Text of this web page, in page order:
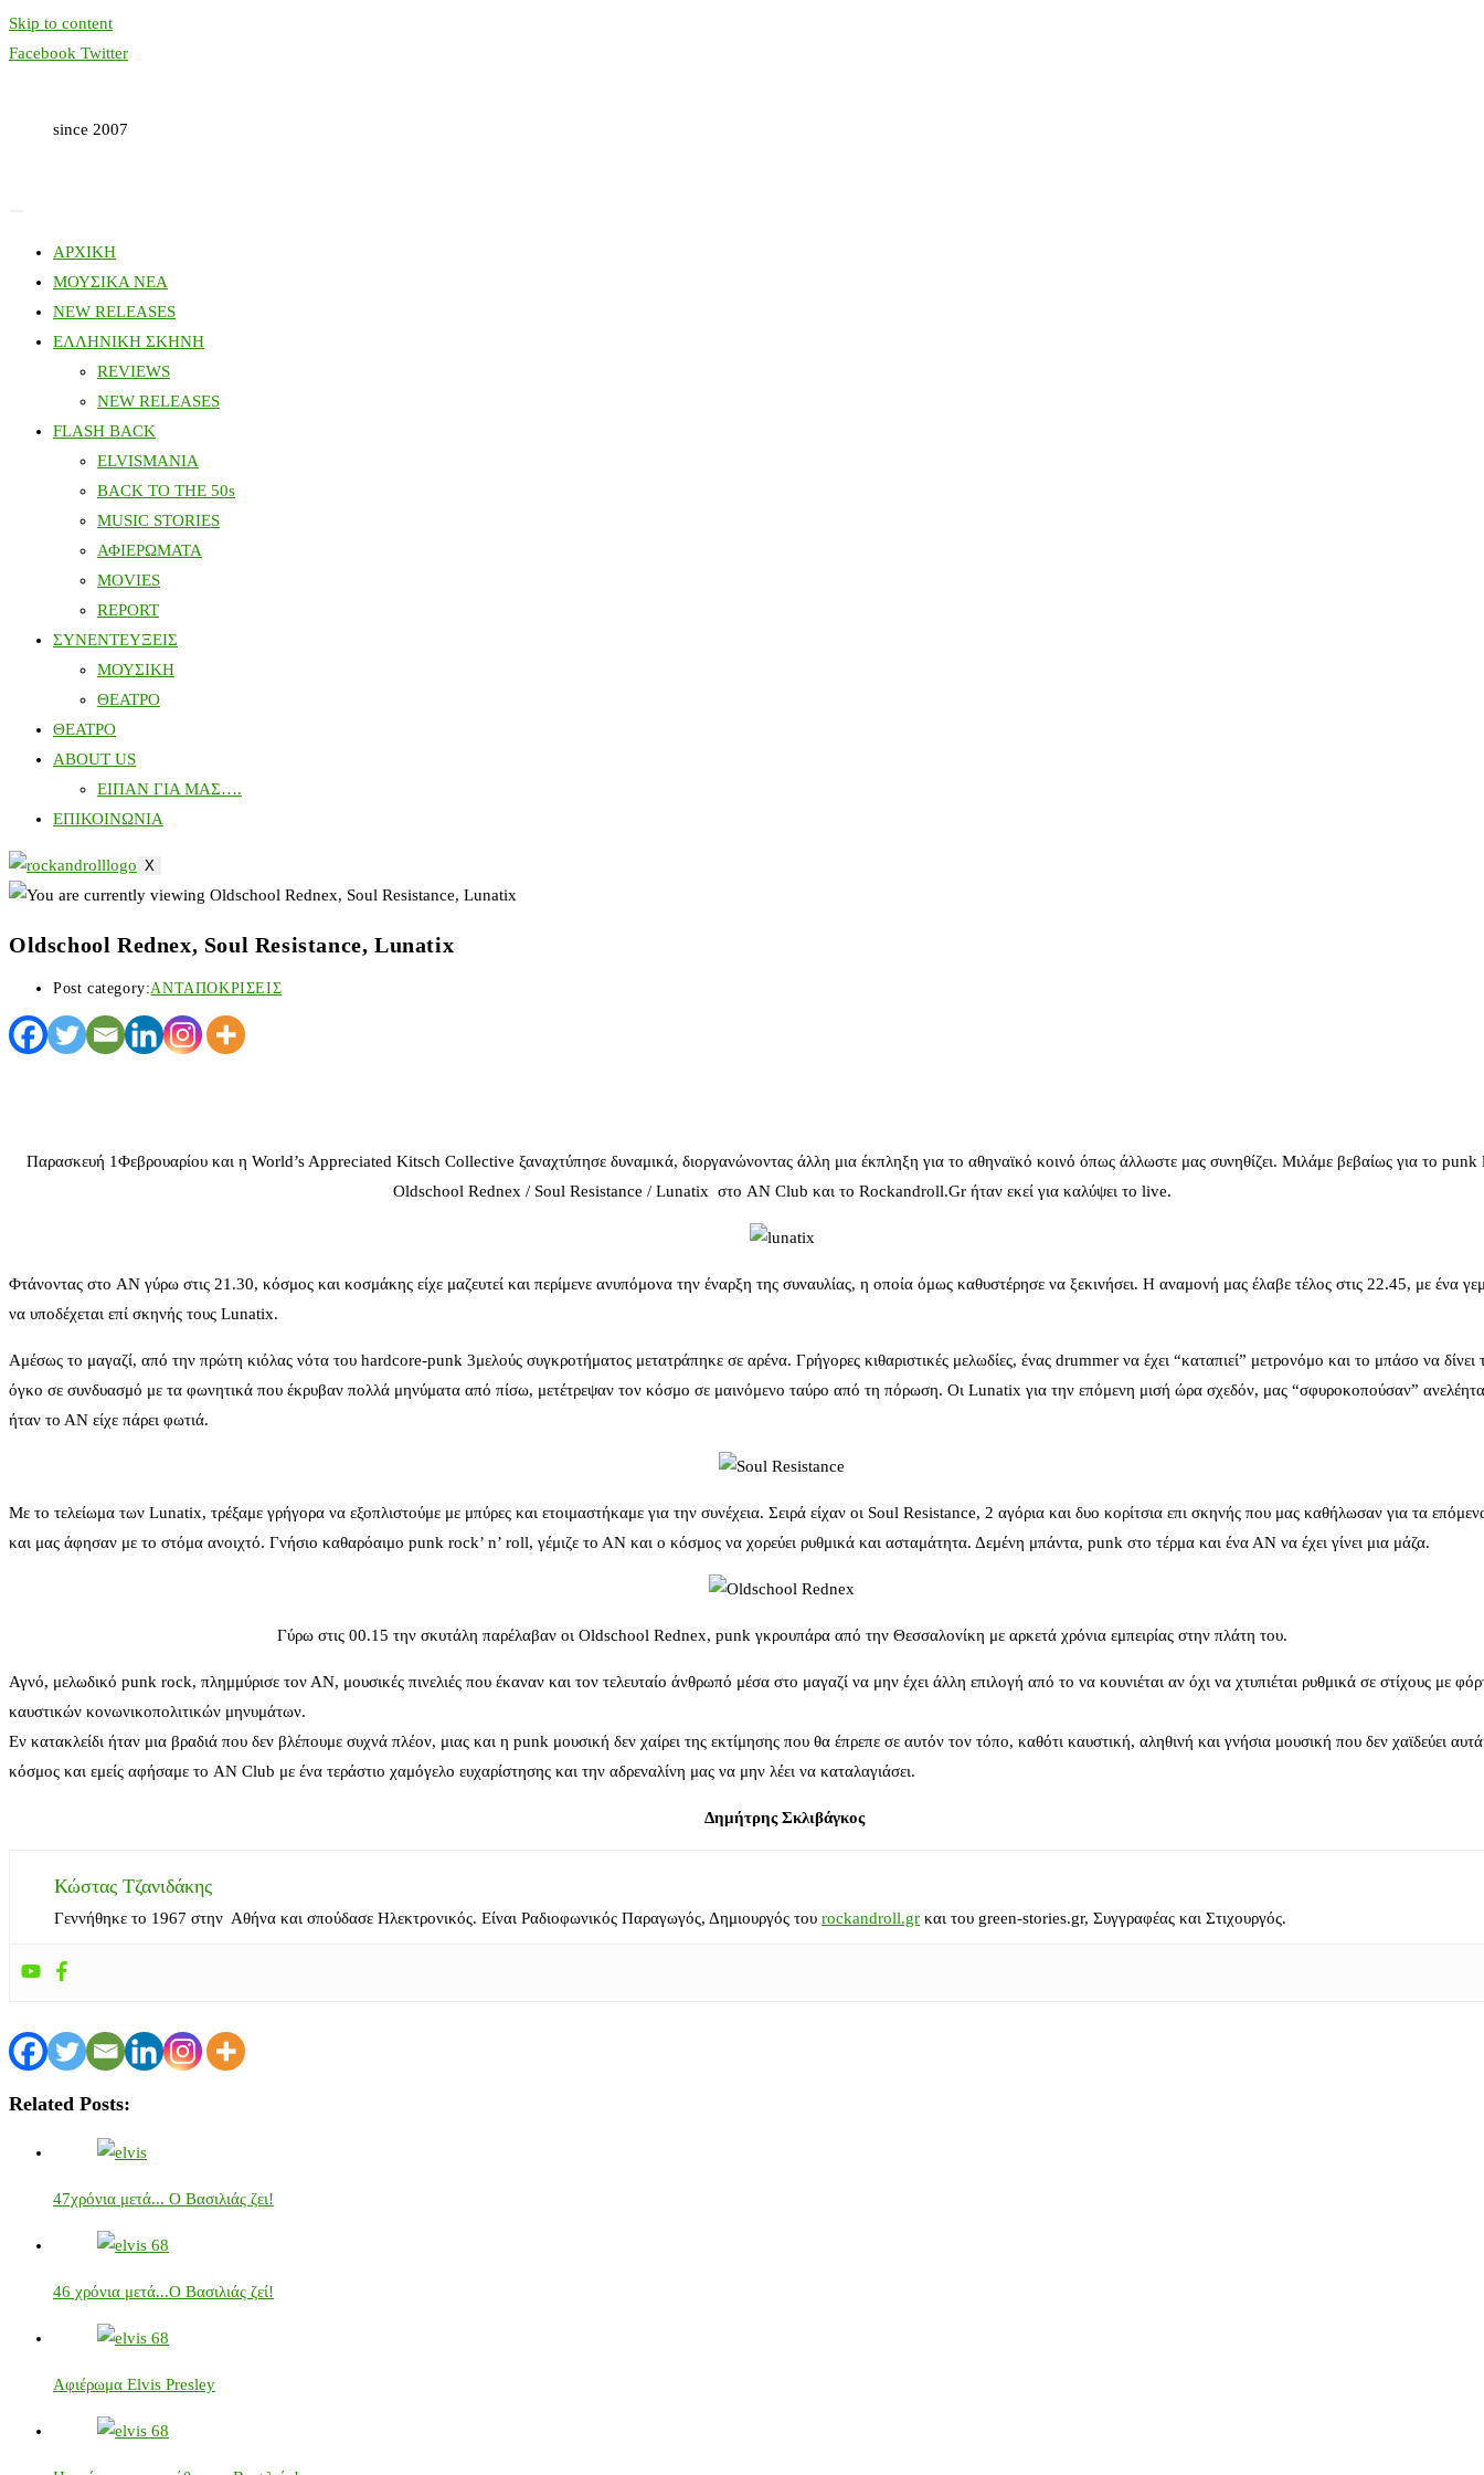
Skip to content
Facebook Twitter
since 2007
ΑΡΧΙΚΗ
ΜΟΥΣΙΚΑ ΝΕΑ
NEW RELEASES
ΕΛΛΗΝΙΚΗ ΣΚΗΝΗ
REVIEWS
NEW RELEASES
FLASH BACK
ELVISMANIA
BACK TO THE 50s
MUSIC STORIES
ΑΦΙΕΡΩΜΑΤΑ
MOVIES
REPORT
ΣΥΝΕΝΤΕΥΞΕΙΣ
ΜΟΥΣΙΚΗ
ΘΕΑΤΡΟ
ΘΕΑΤΡΟ
ABOUT US
ΕΙΠΑΝ ΓΙΑ ΜΑΣ….
ΕΠΙΚΟΙΝΩΝΙΑ
X
Oldschool Rednex, Soul Resistance, Lunatix
Post category:ΑΝΤΑΠΟΚΡΙΣΕΙΣ
Παρασκευή 1Φεβρουαρίου και η World’s Appreciated Kitsch Collective ξαναχτύπησε δυναμικά, διοργανώνοντας άλλη μια έκπληξη για το αθηναϊκό κοινό όπως άλλωστε μας συνηθίζει. Μιλάμε βεβαίως για το
Oldschool Rednex / Soul Resistance / Lunatix στο AN Club και τo Rockandroll.Gr ήταν εκεί για καλύψει το live.
Φτάνοντας στο AN γύρω στις 21.30, κόσμος και κοσμάκης είχε μαζευτεί και περίμενε ανυπόμονα την έναρξη της συναυλίας, η οποία όμως καθυστέρησε να ξεκινήσει. Η αναμονή μας έλαβε τέλος στις 22.45, με ένα
να υποδέχεται επί σκηνής τους Lunatix.
Αμέσως το μαγαζί, από την πρώτη κιόλας νότα του hardcore-punk 3μελούς συγκροτήματος μετατράπηκε σε αρένα. Γρήγορες κιθαριστικές μελωδίες, ένας drummer να έχει “καταπιεί” μετρονόμο και το μπάσο να δίνει
όγκο σε συνδυασμό με τα φωνητικά που έκρυβαν πολλά μηνύματα από πίσω, μετέτρεψαν τον κόσμο σε μαινόμενο ταύρο από τη πόρωση. Οι Lunatix για την επόμενη μισή ώρα σχεδόν, μας “σφυροκοπούσαν”
ήταν το ΑΝ είχε πάρει φωτιά.
Με το τελείωμα των Lunatix, τρέξαμε γρήγορα να εξοπλιστούμε με μπύρες και ετοιμαστήκαμε για την συνέχεια. Σειρά είχαν οι Soul Resistance, 2 αγόρια και δυο κορίτσια επι σκηνής που μας καθήλωσαν για τα
και μας άφησαν με το στόμα ανοιχτό. Γνήσιο καθαρόαιμο punk rock’ n’ roll, γέμιζε το ΑΝ και ο κόσμος να χορεύει ρυθμικά και ασταμάτητα. Δεμένη μπάντα, punk στο τέρμα και ένα ΑΝ να έχει γίνει μια μάζα.
Γύρω στις 00.15 την σκυτάλη παρέλαβαν οι Oldschool Rednex, punk γκρουπάρα από την Θεσσαλονίκη με αρκετά χρόνια εμπειρίας στην πλάτη του.
Αγνό, μελωδικό punk rock, πλημμύρισε τον ΑΝ, μουσικές πινελιές που έκαναν και τον τελευταίο άνθρωπό μέσα στο μαγαζί να μην έχει άλλη επιλογή από το να κουνιέται αν όχι να χτυπιέται ρυθμικά σε στίχους με
καυστικών κονωνικοπολιτικών μηνυμάτων.
Εν κατακλείδι ήταν μια βραδιά που δεν βλέπουμε συχνά πλέον, μιας και η punk μουσική δεν χαίρει της εκτίμησης που θα έπρεπε σε αυτόν τον τόπο, καθότι καυστική, αληθινή και γνήσια μουσική που δεν χαϊδεύει
κόσμος και εμείς αφήσαμε το AN Club με ένα τεράστιο χαμόγελο ευχαρίστησης και την αδρεναλίνη μας να μην λέει να καταλαγιάσει.
Δημήτρης Σκλιβάγκος
Κώστας Τζανιδάκης
Γεννήθηκε το 1967 στην Αθήνα και σπούδασε Ηλεκτρονικός. Είναι Ραδιοφωνικός Παραγωγός, Δημιουργός του rockandroll.gr και του green-stories.gr, Συγγραφέας και Στιχουργός.
Related Posts:
47χρόνια μετά... Ο Βασιλιάς ζει!
46 χρόνια μετά...Ο Βασιλιάς ζεί!
Αφιέρωμα Elvis Presley